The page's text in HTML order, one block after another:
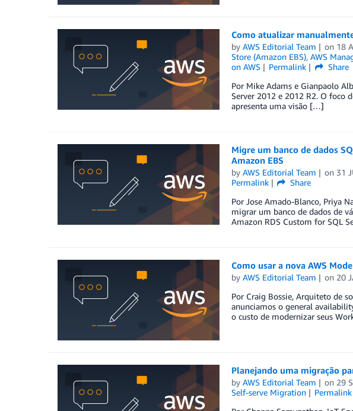
Como atualizar
by AWS Editorial Team on 18
Store (Amazon EBS), AWS
on AWS
Permalink
Share
Por Mike Adams e Gianpaolo
Server 2012 e 2012 R2. O foco
apresenta uma visão […]
Migre um banco de dados
Amazon EBS
by AWS Editorial Team on 31
Permalink
Share
Por Jose Amado-Blanco, Priya
migrar um banco de dados de
Amazon RDS Custom for SQL
Como usar a nova AWS
by AWS Editorial Team on 20
Por Craig Bossie, Arquiteto de
anunciamos o general
o custo de modernizar seus
Planejando uma migração
by AWS Editorial Team on 29
Self-serve Migration
Permalink